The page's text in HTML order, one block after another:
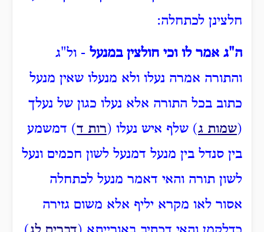
חלצינן לכתחלה:
ה"ג אמר לו וכי חולצין במנעל - ול"ג
והתורה אמרה נעלו ולא מנעלו שאין מנעל
כתוב בכל התורה אלא נעלו כגון של נעלך
(שמות ג) שלף איש נעלו (רות ד) דמשמע
בין סנדל בין מנעל דמנעל לשון חכמים ונעל
לשון תורה והאי דאמר מנעל לכתחלה
אסור לאו מקרא יליף אלא משום גזירה